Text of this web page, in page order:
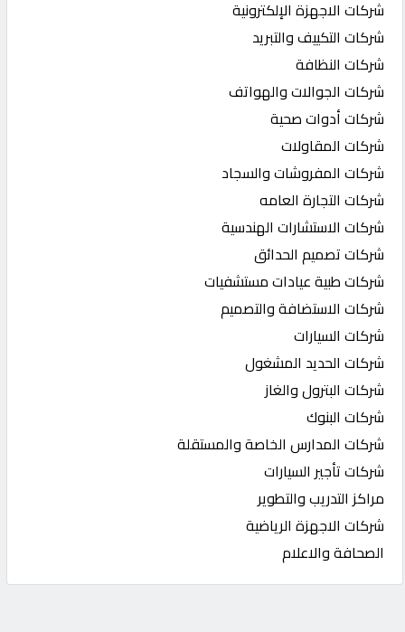
شركات الاجهزة الإلكترونية
شركات التكييف والتبريد
شركات النظافة
شركات الجوالات والهواتف
شركات أدوات صحية
شركات المقاولات
شركات المفروشات والسجاد
شركات التجارة العامه
شركات الاستشارات الهندسية
شركات تصميم الحدائق
شركات طبية عيادات مستشفيات
شركات الاستضافة والتصميم
شركات السيارات
شركات الحديد المشغول
شركات البترول والغاز
شركات البنوك
شركات المدارس الخاصة والمستقلة
شركات تأجير السيارات
مراكز التدريب والتطوير
شركات الاجهزة الرياضية
الصحافة والاعلام